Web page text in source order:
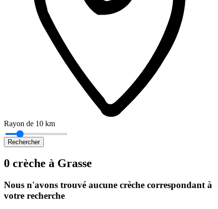
Rayon de 10 km
Rechercher
0 crèche à Grasse
Nous n'avons trouvé aucune crèche correspondant à
votre recherche